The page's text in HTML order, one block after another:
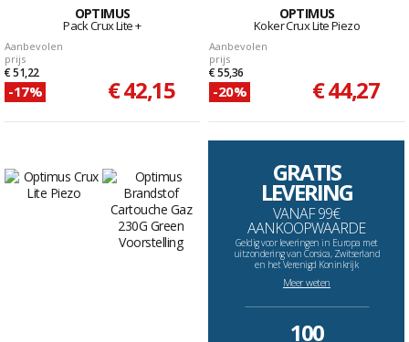
OPTIMUS
Pack Crux Lite +
Aanbevolen
prijs
€ 51,22
-17% € 42,15
OPTIMUS
Koker Crux Lite Piezo
Aanbevolen
prijs
€ 55,36
-20% € 44,27
GRATIS
LEVERING
VANAF 99€
AANKOOPWAARDE
Geldig voor leveringen in Europa met
uitzondering van Corsica, Zwitserland
en het Verenigd Koninkrijk
Meer weten
--------------------------------------------------------------------
100